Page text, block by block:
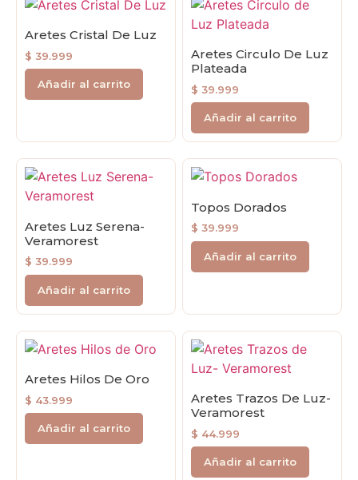
Aretes Cristal De Luz
$ 39.999
Añadir al carrito
Aretes Circulo De Luz
Plateada
$ 39.999
Añadir al carrito
Aretes Luz Serena-
Veramorest
$ 39.999
Añadir al carrito
Topos Dorados
$ 39.999
Añadir al carrito
Aretes Hilos De Oro
$ 43.999
Añadir al carrito
Aretes Trazos De Luz-
Veramorest
$ 44.999
Añadir al carrito